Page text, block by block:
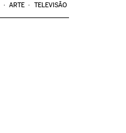
ARTE TELEVISÃO